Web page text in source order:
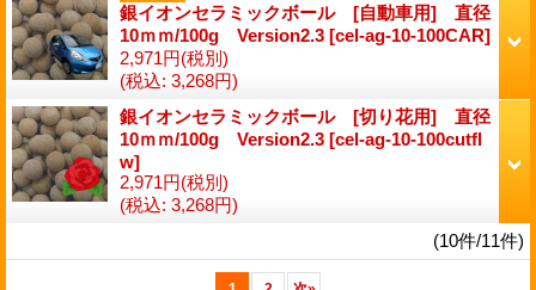
銀イオンセラミックボール [自動車用] 直径
10ｍｍ/100g Version2.3 [cel-ag-10-100CAR]
2,971円(税別)
(税込: 3,268円)
銀イオンセラミックボール [切り花用] 直径
10ｍｍ/100g Version2.3 [cel-ag-10-100cutfl
w]
2,971円(税別)
(税込: 3,268円)
(10件/11件)